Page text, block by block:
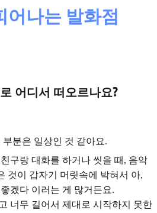
나는 발화점
어디서 떠오르나요?
부분은 일상인 것 같아요.
구랑 대화를 하거나 씻을 때, 음악
것이 갑자기 머릿속에 박혀서 아,
겠다 이러는 게 많거든요.
너무 길어서 제대로 시작하지 못한